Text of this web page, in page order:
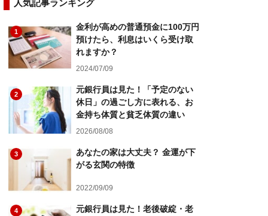
人気記事ランキング
1
金利が高めの普通預金に100万円
預けたら、利息はいくら受け取
れますか？
2024/07/09
2
元銀行員は見た！「予定のない
休日」の過ごし方に表れる、お
金持ち体質と貧乏体質の違い
2026/08/08
3
あなたの家は大丈夫？ 金運が下
がる玄関の特徴
2022/09/09
4
元銀行員は見た！老後破綻・老